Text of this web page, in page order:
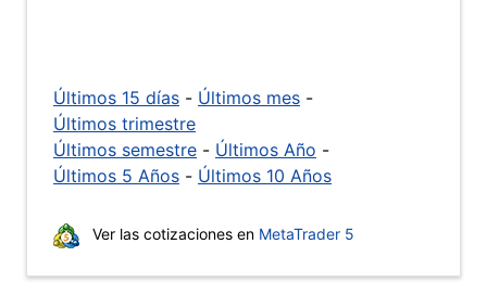
Últimos 15 días - Últimos mes -
Últimos trimestre
Últimos semestre - Últimos Año -
Últimos 5 Años - Últimos 10 Años
Ver las cotizaciones en MetaTrader 5